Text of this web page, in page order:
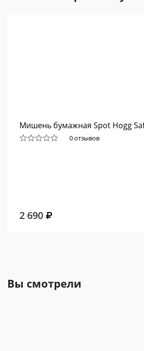
Мишень бумажная Spot Hogg
0 отзывов
2 690
Вы смотрели